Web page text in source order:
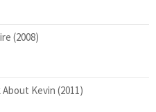
(2008)
Kevin (2011)